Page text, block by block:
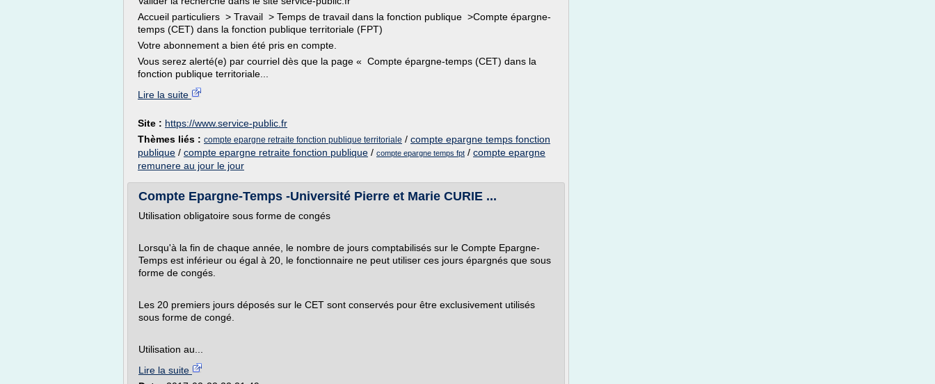
Accueil particuliers > Travail > Temps de travail dans la fonction publique >Compte épargne-
temps (CET) dans la fonction publique territoriale (FPT)
Votre abonnement a bien été pris en compte.
Vous serez alerté(e) par courriel dès que la page « Compte épargne-temps (CET) dans la
fonction publique territoriale...
Lire la suite
Site : https://www.service-public.fr
Thèmes liés : compte epargne retraite fonction publique territoriale / compte epargne temps fonction
publique / compte epargne retraite fonction publique / compte epargne temps fpt / compte epargne
remunere au jour le jour
Compte Epargne-Temps -Université Pierre et Marie CURIE ...
Utilisation obligatoire sous forme de congés
Lorsqu'à la fin de chaque année, le nombre de jours comptabilisés sur le Compte Epargne-
Temps est inférieur ou égal à 20, le fonctionnaire ne peut utiliser ces jours épargnés que sous
forme de congés.
Les 20 premiers jours déposés sur le CET sont conservés pour être exclusivement utilisés
sous forme de congé.
Utilisation au...
Lire la suite